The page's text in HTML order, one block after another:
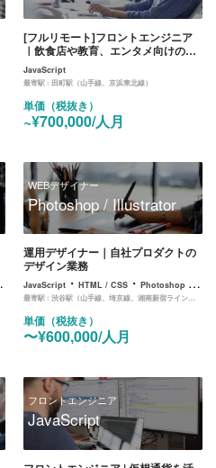
[フルリモート]フロントエンジニア
｜飲食店や教育、エンタメ向けのア
プリ開発会社のフロント開発業務
JavaScript
最寄駅 :田町駅（山手線、京浜東北線）
単価（税抜き）
~¥700,000/人月
WEBデザイナー
Photoshop / Illustrator
運用デザイナー｜自社プロダクトの
デザイン業務
JavaScript ・HTML / CSS ・Photoshop / Illustrator
最寄駅 :渋谷駅（山手線、埼京線、湘南新宿ライン、東横線、田園都市線、銀座線、半蔵門線、副都心線）
単価（税抜き）
〜¥600,000/人月
フロントエンジニア
JavaScript